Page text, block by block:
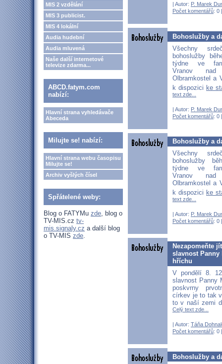
MIS 2 vzdělání
MIS 3 publicist.
MIS 4 lokální
Audia hudební
Audia mluvená
Naše další internetové
televize zdarma...
ABCD.fatym.com
nabízí:
Hlavní strana vyhledávače
Abeceda
Milujte se! nabízí:
Hlavní strana webu časopisu
Milujte se!
Archiv vyšlých čísel
Spřátelené weby:
Blog o FATYMu zde, blog o
TV-MIS.cz tv-
mis.signaly.cz a další blog
o TV-MIS zde.
| Autor: P. Marek
Počet komentářů: 0
Bohoslužby a
Všechny
bohoslužby
týdne ve
Vranov
Olbramkostel a
k dispozici ke
text zde...
| Autor: P. Marek
Počet komentářů: 0
Bohoslužby a
Všechny
bohoslužby
týdne ve
Vranov
Olbramkostel a
k dispozici ke
text zde...
| Autor: P. Marek
Počet komentářů: 0
Nezapomeňte
slavnost Panny
hříchu
V pondělí 8.
slavnost Panny
poskvrny
církev je to tak
to v naší zemi
Celý text zde...
| Autor: Táňa
Počet komentářů: 0
Bohoslužby a